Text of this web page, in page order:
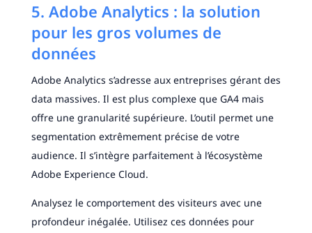
5. Adobe Analytics : la solution
pour les gros volumes de
données
Adobe Analytics s’adresse aux entreprises gérant des
data massives. Il est plus complexe que GA4 mais
offre une granularité supérieure. L’outil permet une
segmentation extrêmement précise de votre
audience. Il s’intègre parfaitement à l’écosystème
Adobe Experience Cloud.
Analysez le comportement des visiteurs avec une
profondeur inégalée. Utilisez ces données pour